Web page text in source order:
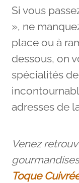
Si vous
», ne
place ou à
dessous, on
spécialités
adresses de
Venez
Toque